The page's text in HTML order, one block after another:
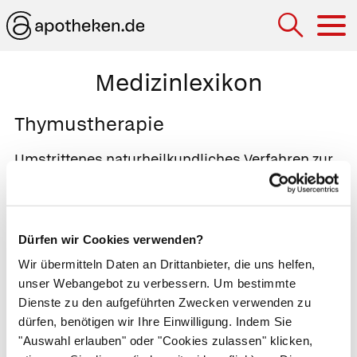
Dürfen wir Cookies verwenden?
Wir übermitteln Daten an Drittanbieter, die uns helfen,
unser Webangebot zu verbessern. Um bestimmte
Dienste zu den aufgeführten Zwecken verwenden zu
dürfen, benötigen wir Ihre Einwilligung. Indem Sie
"Auswahl erlauben" oder "Cookies zulassen" klicken,
Medizinlexikon
Thymustherapie
Umstrittenes naturheilkundliches Verfahren zur
Autoimmunerkrankungen,Allergien,
Alterserscheinungen undKrebs
erhält Spritzen und Tabletten mit Zubereitungen
aus demThymus, der im Kindesalter für die
Entwicklung von Immunzellen verantwortlich ist.
Ab der Pubertät verkümmert der Thymus und